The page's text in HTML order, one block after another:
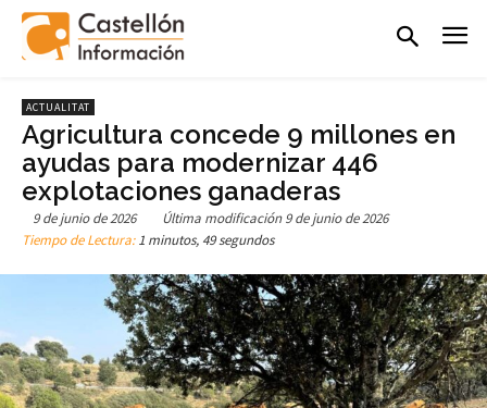
ACTUALITAT
Agricultura concede 9 millones en
ayudas para modernizar 446
explotaciones ganaderas
9 de junio de 2026 Última modificación 9 de junio de 2026
Tiempo de Lectura:1 minutos, 49 segundos